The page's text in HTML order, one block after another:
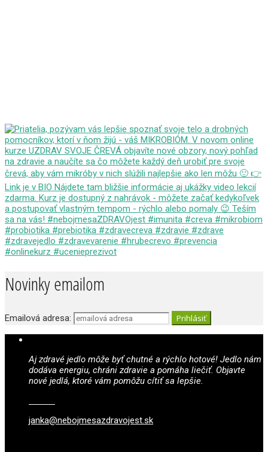
Novinky emailom
Emailová adresa:
Aj zdravé jedlo môže byť chutné a rýchlo hotové! Jedlo nám
dodáva energiu, chráni zdravie a pomáha liečiť. Objavte
nové jedlá, ktoré vám pomôžu cítiť sa lepšie.
janka@nebojmesazdravojest.sk